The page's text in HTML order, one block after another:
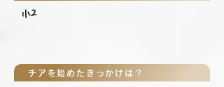
小2
チアを始めたきっかけは？